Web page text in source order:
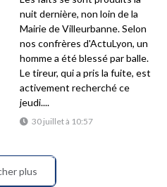
30 juillet à 10:57
nuit dernière, non loin de la
Mairie de Villeurbanne. Selon
nos confrères d'ActuLyon, un
homme a été blessé par balle.
Le tireur, qui a pris la fuite, est
activement recherché ce
jeudi....
plus